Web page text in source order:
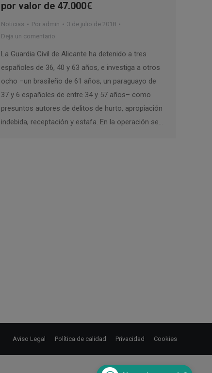
por valor de 47.000€
Noticias Por admin
3 de julio de 2018
Deja un comentario
La Guardia Civil de Alicante ha detenido a tres
españoles de 36, 40 y 63 años, e investiga a otros
ocho –un brasileño de 61 años, un paraguayo de
37 y 6 españoles de entre 34 y 57 años– como
presuntos autores de delitos de hurto, apropiación
indebida, receptación y estafa. En la operación se…
Aviso Legal Política de calidad Privacidad Cookies